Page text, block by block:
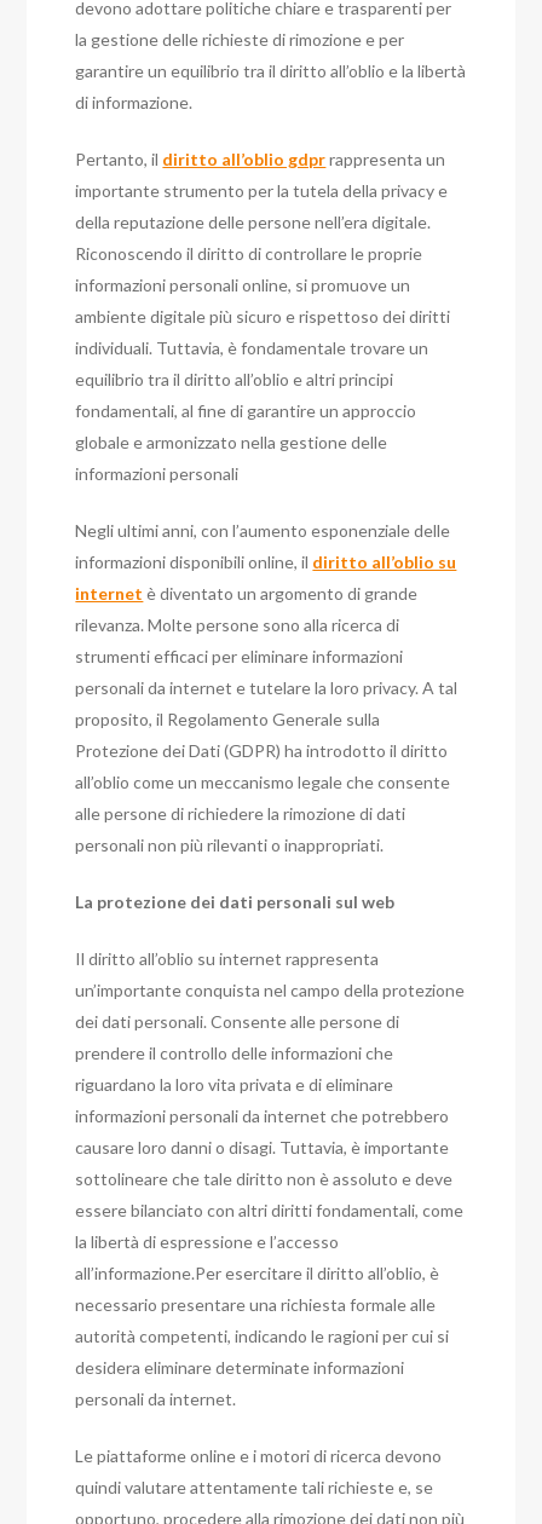
devono adottare politiche chiare e trasparenti per
la gestione delle richieste di rimozione e per
garantire un equilibrio tra il diritto all’oblio e la libertà
di informazione.
Pertanto, il diritto all’oblio gdprrappresenta un
importante strumento per la tutela della privacy e
della reputazione delle persone nell’era digitale.
Riconoscendo il diritto di controllare le proprie
informazioni personali online, si promuove un
ambiente digitale più sicuro e rispettoso dei diritti
individuali. Tuttavia, è fondamentale trovare un
equilibrio tra il diritto all’oblio e altri principi
fondamentali, al fine di garantire un approccio
globale e armonizzato nella gestione delle
informazioni personali
Negli ultimi anni, con l’aumento esponenziale delle
informazioni disponibili online, il diritto all’oblio su
internet è diventato un argomento di grande
rilevanza. Molte persone sono alla ricerca di
strumenti efficaci per eliminare informazioni
personali da internet e tutelare la loro privacy. A tal
proposito, il Regolamento Generale sulla
Protezione dei Dati (GDPR) ha introdotto il diritto
all’oblio come un meccanismo legale che consente
alle persone di richiedere la rimozione di dati
personali non più rilevanti o inappropriati.
La protezione dei dati personali sul web
Il diritto all’oblio su internet rappresenta
un’importante conquista nel campo della protezione
dei dati personali. Consente alle persone di
prendere il controllo delle informazioni che
riguardano la loro vita privata e di eliminare
informazioni personali da internet che potrebbero
causare loro danni o disagi. Tuttavia, è importante
sottolineare che tale diritto non è assoluto e deve
essere bilanciato con altri diritti fondamentali, come
la libertà di espressione e l’accesso
all’informazione.Per esercitare il diritto all’oblio, è
necessario presentare una richiesta formale alle
autorità competenti, indicando le ragioni per cui si
desidera eliminare determinate informazioni
personali da internet.
Le piattaforme online e i motori di ricerca devono
quindi valutare attentamente tali richieste e, se
opportuno, procedere alla rimozione dei dati non più